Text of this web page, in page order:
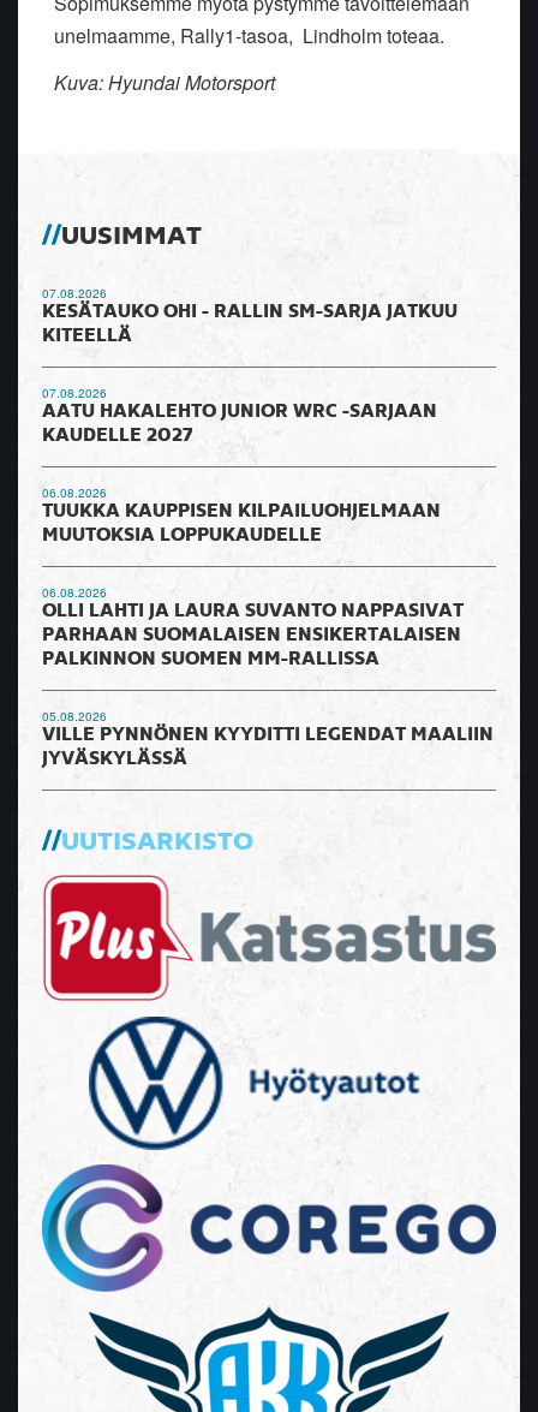
unelmaamme, Rally1-tasoa, Lindholm toteaa.
Kuva: Hyundai Motorsport
UUSIMMAT
07.08.2026
KESÄTAUKO OHI - RALLIN SM-SARJA JATKUU
KITEELLÄ
07.08.2026
AATU HAKALEHTO JUNIOR WRC -SARJAAN
KAUDELLE 2027
06.08.2026
TUUKKA KAUPPISEN KILPAILUOHJELMAAN
MUUTOKSIA LOPPUKAUDELLE
06.08.2026
OLLI LAHTI JA LAURA SUVANTO NAPPASIVAT
PARHAAN SUOMALAISEN ENSIKERTALAISEN
PALKINNON SUOMEN MM-RALLISSA
05.08.2026
VILLE PYNNÖNEN KYYDITTI LEGENDAT MAALIIN
JYVÄSKYLÄSSÄ
UUTISARKISTO